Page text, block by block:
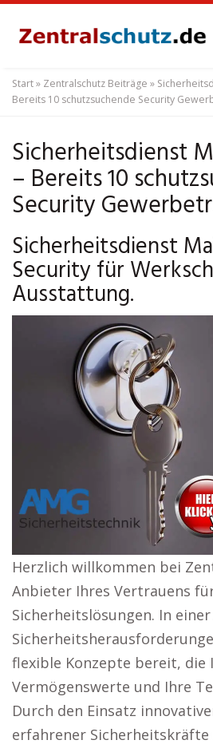
content
Start» Zentralschutz Beiträge »
Bereits 10 schutzsuchende Security
Sicherheitsdienst
– Bereits 10
Security
Sicherheitsdienst
Security für
Ausstattung.
Herzlich willkommen bei
Anbieter Ihres Vertrauens
Sicherheitslösungen. In
flexible Konzepte bereit, die
Vermögenswerte und Ihre
Durch den Einsatz
erfahrener